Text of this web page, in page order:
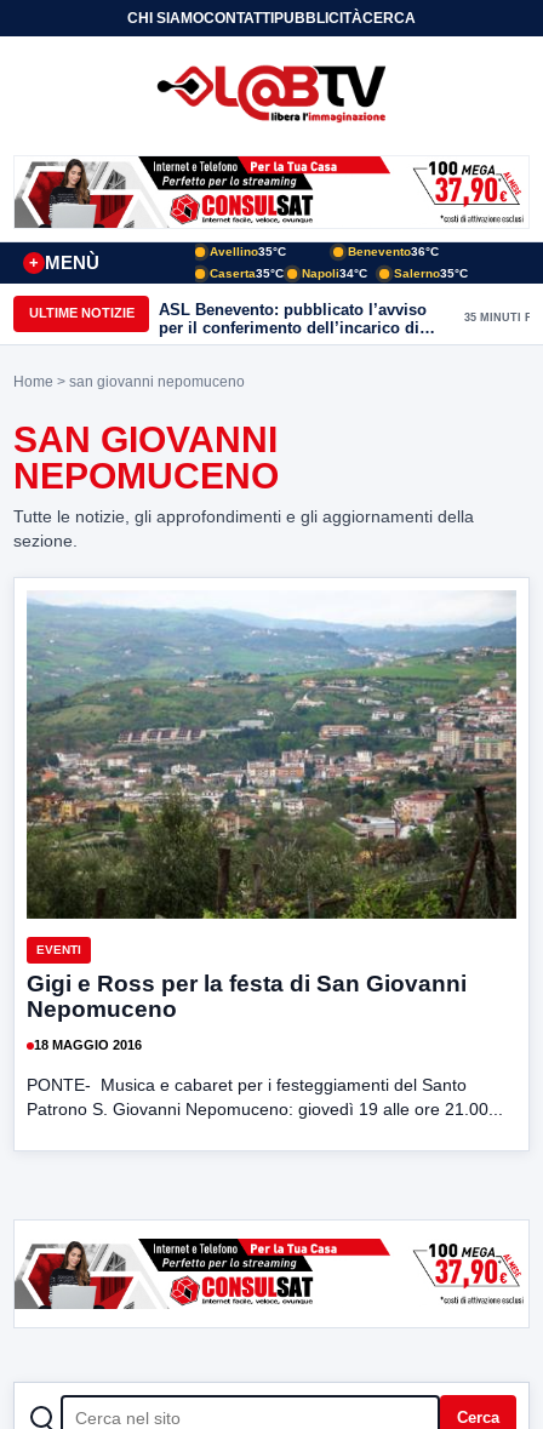
CHI SIAMOCONTATTIPUBBLICITÀCERCA
MENÙ
+
Avellino35°C Benevento36°C
Caserta35°C Napoli34°C Salerno35°C
ULTIME NOTIZIE
ASL Benevento: pubblicato l’avviso
per il conferimento dell’incarico di
Direttore della Unità Operativa
35 MINUTI FA
Home > san giovanni nepomuceno
SAN GIOVANNI
NEPOMUCENO
Tutte le notizie, gli approfondimenti e gli aggiornamenti della
sezione.
EVENTI
Gigi e Ross per la festa di San Giovanni
Nepomuceno
18 MAGGIO 2016
PONTE- Musica e cabaret per i festeggiamenti del Santo
Patrono S. Giovanni Nepomuceno: giovedì 19 alle ore 21.00...
CERCA Cerca